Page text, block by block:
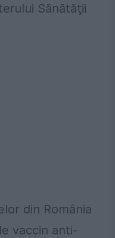
Sănătăţii
din România
vaccin anti-